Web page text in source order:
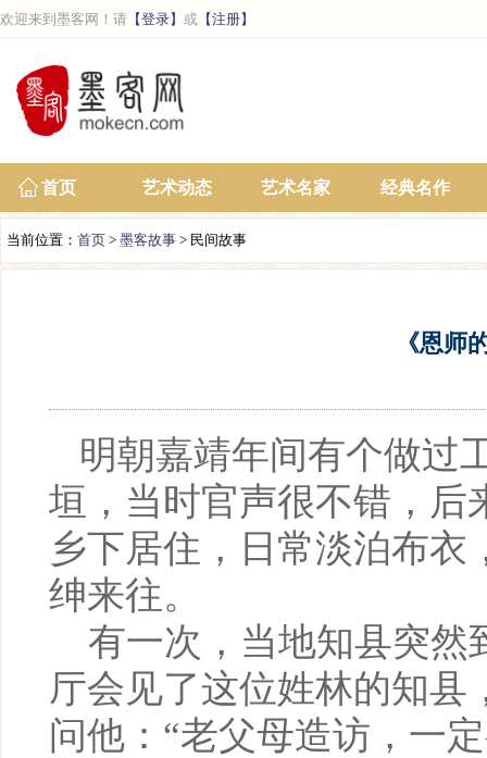
欢迎来到墨客网！请 【登录】 或 【注册】
首页 艺术动态 艺术名家 经典名作
当前位置： 首页 > 墨客故事 > 民间故事
《恩师
明朝嘉靖年间有个做过
垣，当时官声很不错，后
乡下居住，日常淡泊布
绅来往。
有一次，当地知县突然
厅会见了这位姓林的知县
问他：“老父母造访，一